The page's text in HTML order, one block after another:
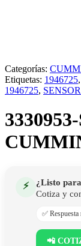
Categorías:
Etiquetas: 1946725,
1946725,
⚡
¿Listo
Cotiza y
✅ Respuesta
📲